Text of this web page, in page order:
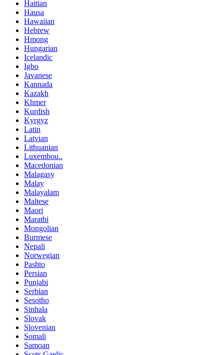
Haitian
Hausa
Hawaiian
Hebrew
Hmong
Hungarian
Icelandic
Igbo
Javanese
Kannada
Kazakh
Khmer
Kurdish
Kyrgyz
Latin
Latvian
Lithuanian
Luxembou..
Macedonian
Malagasy
Malay
Malayalam
Maltese
Maori
Marathi
Mongolian
Burmese
Nepali
Norwegian
Pashto
Persian
Punjabi
Serbian
Sesotho
Sinhala
Slovak
Slovenian
Somali
Samoan